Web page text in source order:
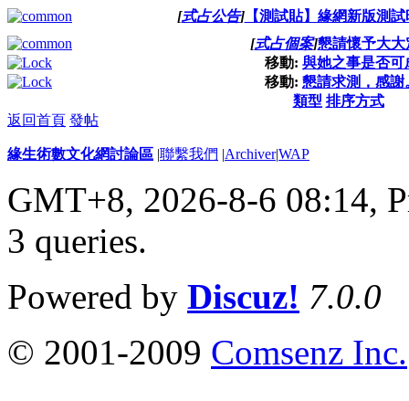
[式占公告]【測試貼】緣網新版測
[式占個案]懇請懷予大大
移動: 與她之事是否可
移動: 懇請求測，感謝
類型 排序方式
返回首頁 發帖
緣生術數文化網討論區 |聯繫我們 |Archiver|WAP
GMT+8, 2026-8-6 08:14,
3 queries.
Powered by Discuz! 7.0.0
© 2001-2009 Comsenz Inc.